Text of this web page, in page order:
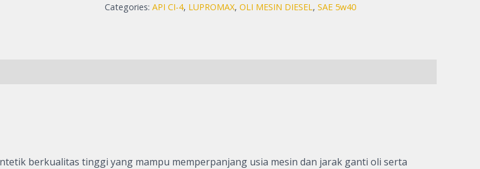
Botol
Categories: API CI-4, LUPROMAX, OLI MESIN DIESEL , SAE 5w40
berkualitas tinggi yang mampu memperpanjang usia mesin dan jarak ganti oli serta